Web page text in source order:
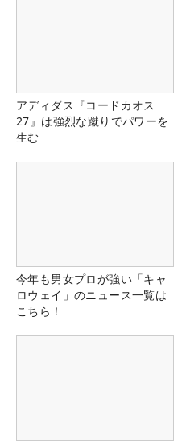
アディダス『コードカオス
27』は強烈な蹴りでパワーを
生む
今年も男女プロが強い「キャ
ロウェイ」のニュース一覧は
こちら！